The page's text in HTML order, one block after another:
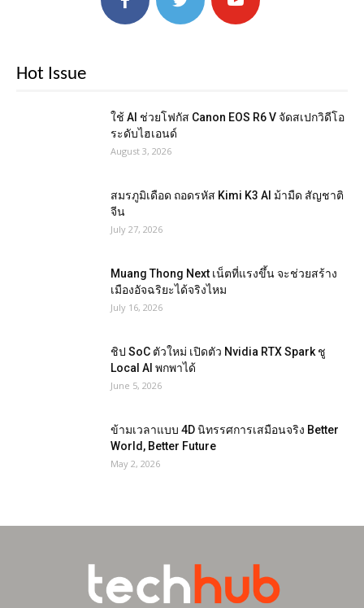
Hot Issue
ใช้ AI ช่วยโฟกัส Canon EOS R6 V จัดสเปกวิดีโอ
ระดับไฮเอนด์
August 3, 2026
สมรภูมิเดือด ถอดรหัส Kimi K3 AI ม้ามืด สัญชาติ
จีน
July 27, 2026
Muang Thong Next เน็ตที่แรงขึ้น จะช่วยสร้าง
เมืองอัจฉริยะได้จริงไหม
July 16, 2026
ชิป SoC ตัวใหม่ เปิดตัว Nvidia RTX Spark ชู
Local AI พกพาได้
June 5, 2026
ข้ามเวลาแบบ 4D นิทรรศการเสมือนจริง Better
World, Better Future
May 2, 2026